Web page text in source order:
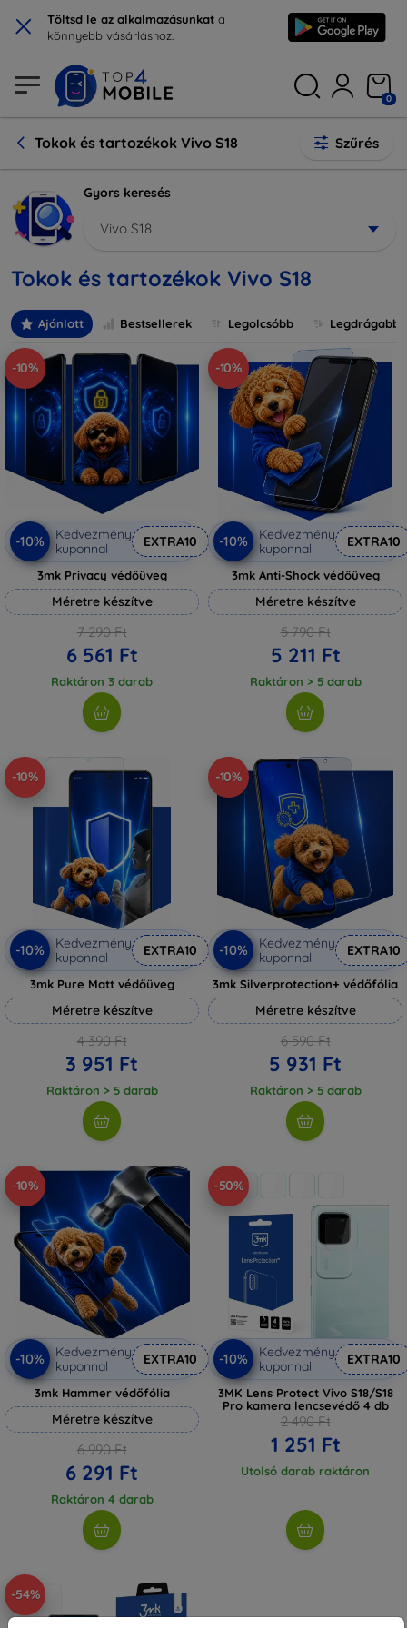
× Töltsd le az alkalmazásunkat a
könnyebb vásárláshoz.
0
Tokok és tartozékok Vivo S18 Szűrés
Gyors keresés
Vivo S18
Tokok és tartozékok Vivo S18
Ajánlott Bestsellerek Legolcsóbb Legdrágabb
-10%
-10%
Kedvezmény
kuponnal
EXTRA10
3mk Privacy védőüveg
Méretre készítve
7 290 Ft
6 561 Ft
Raktáron 3 darab
-10%
-10%
Kedvezmény
kuponnal
EXTRA10
3mk Anti-Shock védőüveg
Méretre készítve
5 790 Ft
5 211 Ft
Raktáron > 5 darab
-10%
-10%
Kedvezmény
kuponnal
EXTRA10
3mk Pure Matt védőüveg
Méretre készítve
4 390 Ft
3 951 Ft
Raktáron > 5 darab
-10%
-10%
Kedvezmény
kuponnal
EXTRA10
3mk Silverprotection+ védőfólia
Méretre készítve
6 590 Ft
5 931 Ft
Raktáron > 5 darab
-10%
-10%
Kedvezmény
kuponnal
EXTRA10
3mk Hammer védőfólia
Méretre készítve
6 990 Ft
6 291 Ft
Raktáron 4 darab
-50%
-10%
Kedvezmény
kuponnal
EXTRA10
3MK Lens Protect Vivo S18/S18
Pro kamera lencsevédő 4 db
2 490 Ft
1 251 Ft
Utolsó darab raktáron
-54%